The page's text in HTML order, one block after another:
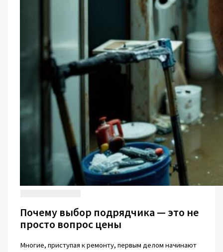
Почему выбор подрядчика — это не
просто вопрос цены
Многие, приступая к ремонту, первым делом начинают